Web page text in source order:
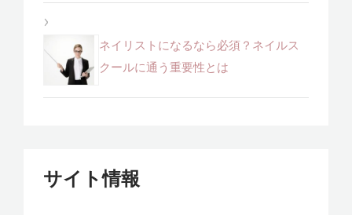
ネイリストになるなら必須？ネイルス
クールに通う重要性とは
サイト情報